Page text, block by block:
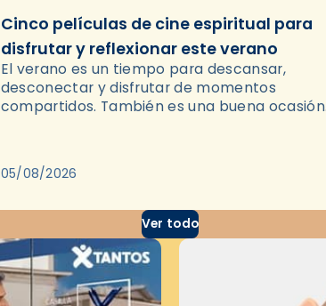
Cinco películas de cine espiritual para
disfrutar y reflexionar este verano
El verano es un tiempo para descansar,
desconectar y disfrutar de momentos
compartidos. También es una buena ocasión
05/08/2026
Ver todo